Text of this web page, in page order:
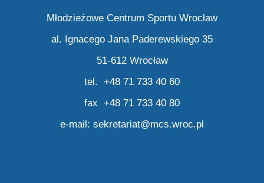
Młodzieżowe Centrum Sportu Wrocław
al. Ignacego Jana Paderewskiego 35
51-612 Wrocław
tel. +48 71 733 40 60
fax +48 71 733 40 80
e-mail: sekretariat@mcs.wroc.pl